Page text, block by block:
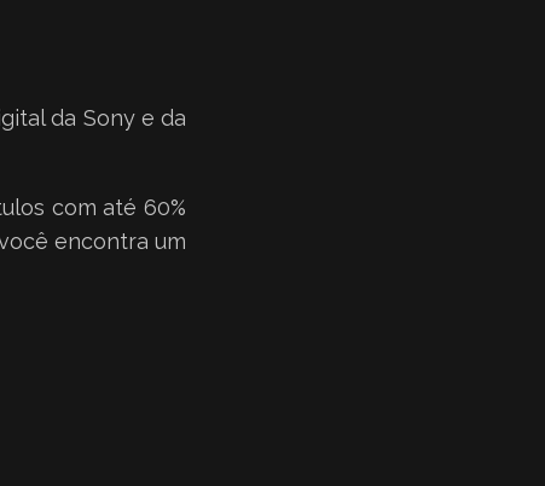
da Sony e da
com até 60%
encontra um